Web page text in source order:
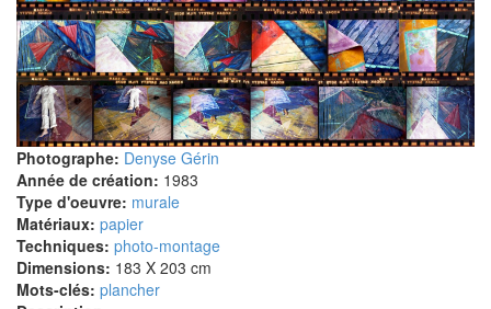
Photographe: Denyse Gérin
Année de création: 1983
Type d'oeuvre: murale
Matériaux: papier
Techniques: photo-montage
Dimensions: 183 X 203 cm
Mots-clés: plancher